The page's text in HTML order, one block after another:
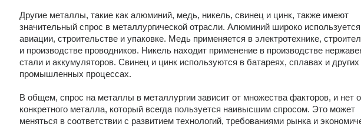
Другие металлы, такие как алюминий, медь, никель, свинец и цинк, также имеют
значительный спрос в металлургической отрасли. Алюминий широко
авиации, строительстве и упаковке. Медь применяется в электротехнике,
и производстве проводников. Никель находит применение в производстве
стали и аккумуляторов. Свинец и цинк используются в батареях, сплавах и других
промышленных процессах.
В общем, спрос на металлы в металлургии зависит от множества факторов, и нет
конкретного металла, который всегда пользуется наивысшим спросом. Это может
меняться в соответствии с развитием технологий, требованиями рынка и